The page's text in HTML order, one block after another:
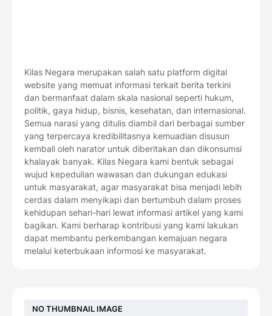
Kilas Negara merupakan salah satu platform digital
website yang memuat informasi terkait berita terkini
dan bermanfaat dalam skala nasional seperti hukum,
politik, gaya hidup, bisnis, kesehatan, dan internasional.
Semua narasi yang ditulis diambil dari berbagai sumber
yang terpercaya kredibilitasnya kemuadian disusun
kembali oleh narator untuk diberitakan dan dikonsumsi
khalayak banyak. Kilas Negara kami bentuk sebagai
wujud kepedulian wawasan dan dukungan edukasi
untuk masyarakat, agar masyarakat bisa menjadi lebih
cerdas dalam menyikapi dan bertumbuh dalam proses
kehidupan sehari-hari lewat informasi artikel yang kami
bagikan. Kami berharap kontribusi yang kami lakukan
dapat membantu perkembangan kemajuan negara
melalui keterbukaan informosi ke masyarakat.
NO THUMBNAIL IMAGE